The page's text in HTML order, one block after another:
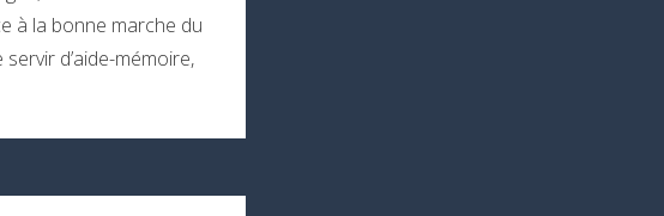
à la bonne marche du
d’aide-mémoire,